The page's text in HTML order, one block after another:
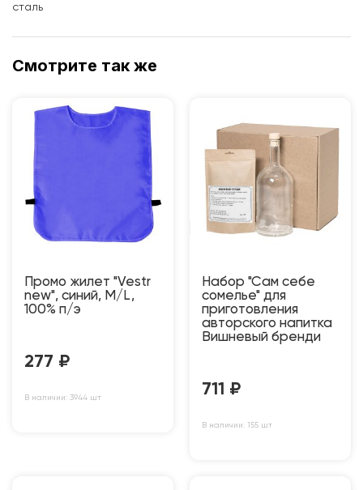
сталь
Смотрите так же
Промо жилет "Vestr
new", синий, M/L,
100% п/э
277 ₽
В наличии: 3944 шт
Набор "Сам себе
сомелье" для
приготовления
авторского напитка
Вишневый бренди
711 ₽
В наличии: 155 шт